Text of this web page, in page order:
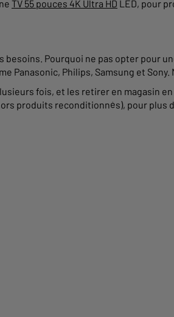
TV 55 pouces 4K Ultra HD LED, pour
Pourquoi ne pas opter pour
Panasonic, Philips, Samsung et
fois, et les retirer en magasin
produits reconditionnés), pour plus